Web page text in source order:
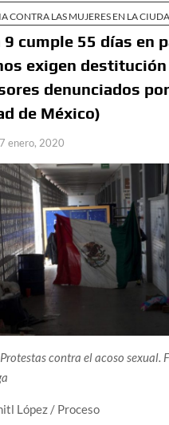
CONTRA LAS MUJERES EN LA
9 cumple 55 días en
exigen destitución
denunciados
de México)
7 enero, 2020
contra el acoso sexual.
López / Proceso